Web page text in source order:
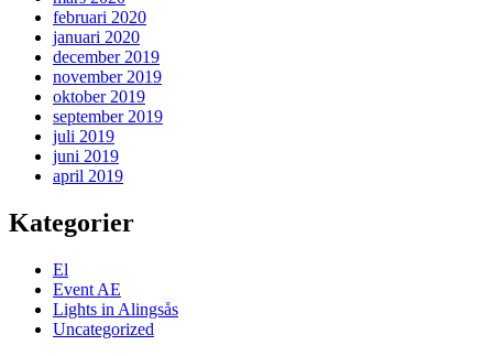
februari 2020
januari 2020
december 2019
november 2019
oktober 2019
september 2019
juli 2019
juni 2019
april 2019
Kategorier
El
Event AE
Lights in Alingsås
Uncategorized